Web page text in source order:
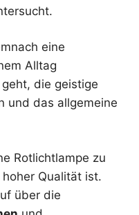
eine
Alltag
die geistige
und das allgemeine
Rotlichtlampe zu
Qualität ist.
über die